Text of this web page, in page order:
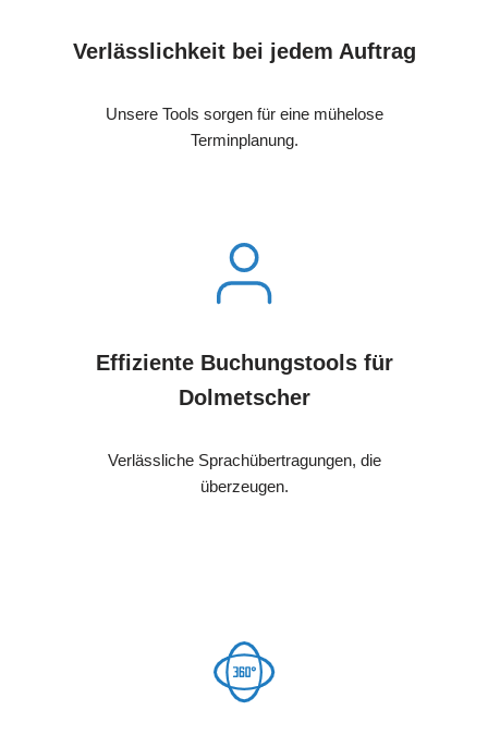
Verlässlichkeit bei jedem Auftrag
Unsere Tools sorgen für eine mühelose
Terminplanung.
Effiziente Buchungstools für
Dolmetscher
Verlässliche Sprachübertragungen, die
überzeugen.